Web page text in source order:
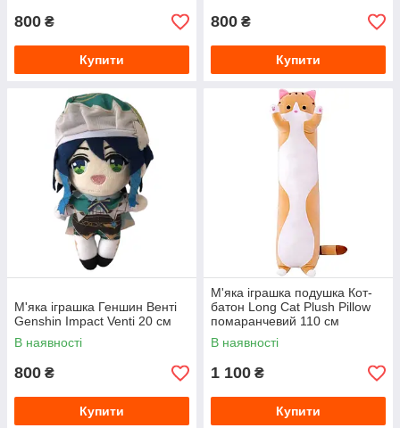
800 ₴
Купити
800 ₴
Купити
М'яка іграшка Геншин Венті
Genshin Impact Venti 20 см
В наявності
800 ₴
Купити
М'яка іграшка подушка Кот-
батон Long Cat Plush Pillow
помаранчевий 110 см
В наявності
1 100 ₴
Купити